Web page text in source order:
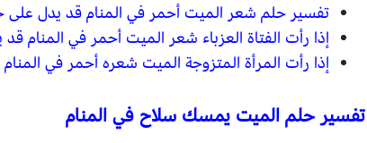
تفسير حلم شعر الميت أحمر في المنام قد يدل على
إذا رأت الفتاة العزباء شعر الميت أحمر في المنام
إذا رأت المرأة المتزوجة الميت شعره أحمر في
تفسير حلم الميت يمسك سلاح في المنام